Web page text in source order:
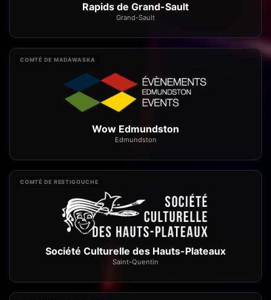
Rapids de Grand-Sault
Grand-Sault
COMTÉ DE MADAWASKA
Wow Edmundston
Edmundston
COMTÉ DE RESTIGOUCHE
Société Culturelle des Hauts-Plateaux
Saint-Quentin